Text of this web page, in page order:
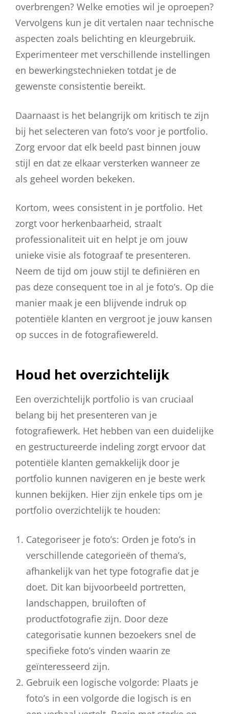
overbrengen? Welke emoties wil je oproepen?
Vervolgens kun je dit vertalen naar technische
aspecten zoals belichting en kleurgebruik.
Experimenteer met verschillende instellingen
en bewerkingstechnieken totdat je de
gewenste consistentie bereikt.
Daarnaast is het belangrijk om kritisch te zijn
bij het selecteren van foto’s voor je portfolio.
Zorg ervoor dat elk beeld past binnen jouw
stijl en dat ze elkaar versterken wanneer ze
als geheel worden bekeken.
Kortom, wees consistent in je portfolio. Het
zorgt voor herkenbaarheid, straalt
professionaliteit uit en helpt je om jouw
unieke visie als fotograaf te presenteren.
Neem de tijd om jouw stijl te definiëren en
pas deze consequent toe in al je foto’s. Op die
manier maak je een blijvende indruk op
potentiële klanten en vergroot je jouw kansen
op succes in de fotografiewereld.
Houd het overzichtelijk
Een overzichtelijk portfolio is van cruciaal
belang bij het presenteren van je
fotografiewerk. Het hebben van een duidelijke
en gestructureerde indeling zorgt ervoor dat
potentiële klanten gemakkelijk door je
portfolio kunnen navigeren en je beste werk
kunnen bekijken. Hier zijn enkele tips om je
portfolio overzichtelijk te houden:
Categoriseer je foto’s: Orden je foto’s in
verschillende categorieën of thema’s,
afhankelijk van het type fotografie dat je
doet. Dit kan bijvoorbeeld portretten,
landschappen, bruiloften of
productfotografie zijn. Door deze
categorisatie kunnen bezoekers snel de
specifieke foto’s vinden waarin ze
geïnteresseerd zijn.
Gebruik een logische volgorde: Plaats je
foto’s in een volgorde die logisch is en